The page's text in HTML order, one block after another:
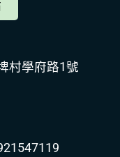
村學府路1號